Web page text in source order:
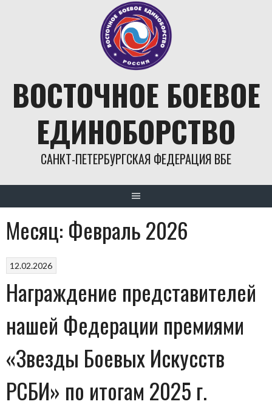
ВОСТОЧНОЕ БОЕВОЕ
ЕДИНОБОРСТВО
САНКТ-ПЕТЕРБУРГСКАЯ ФЕДЕРАЦИЯ ВБЕ
Месяц: Февраль 2026
12.02.2026
Награждение представителей
нашей Федерации премиями
«Звезды Боевых Искусств
РСБИ» по итогам 2025 г.